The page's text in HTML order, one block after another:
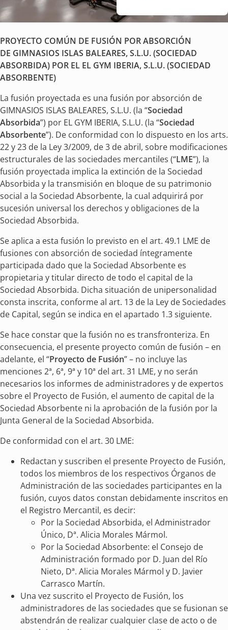
PROYECTO COMÚN DE FUSIÓN POR ABSORCIÓN
DE GIMNASIOS ISLAS BALEARES, S.L.U. (SOCIEDAD
ABSORBIDA) POR EL EL GYM IBERIA, S.L.U. (SOCIEDAD
ABSORBENTE)
La fusión proyectada es una fusión por absorción de
GIMNASIOS ISLAS BALEARES, S.L.U. (la “Sociedad
Absorbida”) por EL GYM IBERIA, S.L.U. (la “Sociedad
Absorbente”). De conformidad con lo dispuesto en los arts.
22 y 23 de la Ley 3/2009, de 3 de abril, sobre modificaciones
estructurales de las sociedades mercantiles (“LME”), la
fusión proyectada implica la extinción de la Sociedad
Absorbida y la transmisión en bloque de su patrimonio
social a la Sociedad Absorbente, la cual adquirirá por
sucesión universal los derechos y obligaciones de la
Sociedad Absorbida.
Se aplica a esta fusión lo previsto en el art. 49.1 LME de
fusiones con absorción de sociedad íntegramente
participada dado que la Sociedad Absorbente es
propietaria y titular directo de todo el capital de la
Sociedad Absorbida. Dicha situación de unipersonalidad
consta inscrita, conforme al art. 13 de la Ley de Sociedades
de Capital, según se indica en el apartado 1.3 siguiente.
Se hace constar que la fusión no es transfronteriza. En
consecuencia, el presente proyecto común de fusión – en
adelante, el “Proyecto de Fusión” – no incluye las
menciones 2ª, 6ª, 9ª y 10ª del art. 31 LME, y no serán
necesarios los informes de administradores y de expertos
sobre el Proyecto de Fusión, el aumento de capital de la
Sociedad Absorbente ni la aprobación de la fusión por la
Junta General de la Sociedad Absorbida.
De conformidad con el art. 30 LME:
Redactan y suscriben el presente Proyecto de Fusión,
todos los miembros de los respectivos Órganos de
Administración de las sociedades participantes en la
fusión, cuyos datos constan debidamente inscritos en
el Registro Mercantil, es decir:
Por la Sociedad Absorbida, el Administrador
Único, Dª. Alicia Morales Mármol.
Por la Sociedad Absorbente: el Consejo de
Administración formado por D. Juan del Río
Nieto, Dª. Alicia Morales Mármol y D. Javier
Carrasco Martín.
Una vez suscrito el Proyecto de Fusión, los
administradores de las sociedades que se fusionan se
abstendrán de realizar cualquier clase de acto o de